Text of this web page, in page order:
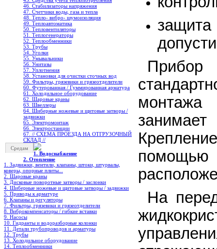
46. Стабилизаторы напряжения
47. Счетчики воды, газа и тепла
48. Тепло- вибро- шумоизоляция
49. Теплоавтоматика
50. Тепловентиляторы
51. Теплогенераторы
52. Теплообменники
53. Трубы
54. Уголки
55. Умывальники
56. Унитазы
57. Уплотнения
58. Установки для очистки сточных вод
59. Фильтры, грязевики и грязеотделители
60. Футерованная / Гуммированная арматура
61. Холодильное oборудование
62. Шаровые краны
63. Швеллеры
64. Шиберные ножевые и щитовые затворы /
задвижки
65. Электромонтаж
66. Электростанции
67. // СХЕМА ПРОЕЗДА НА ОТГРУЗОЧНЫЙ
СКЛАД //
Средам
1. Водоснабжение
2. Отопление
1. Задвижки, вентили, клапаны, штоки, штурвалы,
коверы, опорные плиты...
2. Шаровые краны
3. Дисковые поворотные затворы / заслонки
4. Шиберные ножевые и щитовые затворы / задвижки
5. Приводы к арматуре
6. Клапаны и регуляторы
7. Фильтры, грязевики и грязеотделители
8. Виброкомпенсаторы / гибкие вставки
9. Насосы
10. Гидранты и водоразборные колонки
11. Детали трубопроводов и арматуры
12. Трубы
13. Холодильное oборудование
14. Теплообменники
На